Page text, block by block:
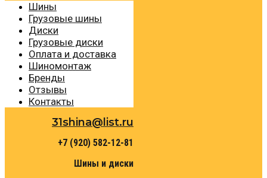
Шины
Грузовые шины
Диски
Грузовые диски
Оплата и доставка
Шиномонтаж
Бренды
Отзывы
Контакты
31shina@list.ru
+7 (920) 582-12-81
Шины и диски